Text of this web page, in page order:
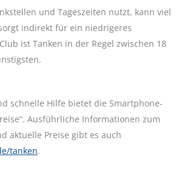
und Tageszeiten nutzt, kann viel
indirekt für ein niedrigeres
ist Tanken in der Regel zwischen 18
schnelle Hilfe bietet die Smartphone-
Ausführliche Informationen zum
aktuelle Preise gibt es auch
tanken.